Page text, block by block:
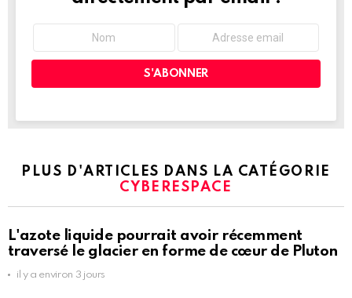
PLUS D'ARTICLES DANS LA CATÉGORIE
CYBERESPACE
L'azote liquide pourrait avoir récemment
traversé le glacier en forme de cœur de Pluton
il y a environ 3 jours